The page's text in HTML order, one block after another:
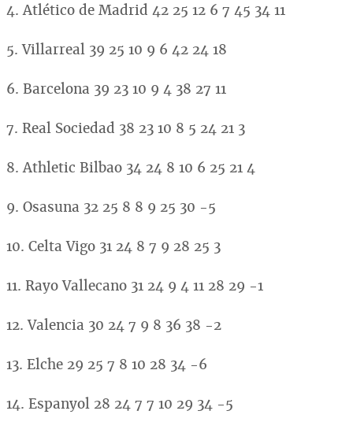
4. Atlético de Madrid 42 25 12 6 7 45 34 11
5. Villarreal 39 25 10 9 6 42 24 18
6. Barcelona 39 23 10 9 4 38 27 11
7. Real Sociedad 38 23 10 8 5 24 21 3
8. Athletic Bilbao 34 24 8 10 6 25 21 4
9. Osasuna 32 25 8 8 9 25 30 -5
10. Celta Vigo 31 24 8 7 9 28 25 3
11. Rayo Vallecano 31 24 9 4 11 28 29 -1
12. Valencia 30 24 7 9 8 36 38 -2
13. Elche 29 25 7 8 10 28 34 -6
14. Espanyol 28 24 7 7 10 29 34 -5